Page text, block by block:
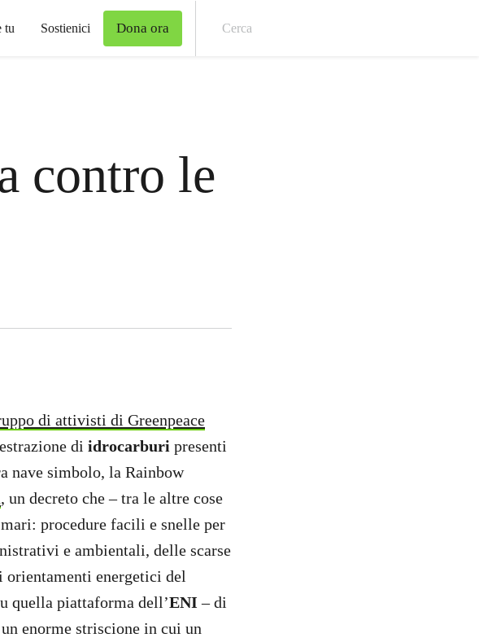
tu Sostienici Dona ora
contro le
di attivisti di Greenpeace
di idrocarburi presenti
nave simbolo, la Rainbow
, un decreto che – tra le altre cose
procedure facili e snelle per
e ambientali, delle scarse
energetici del
quella piattaforma dell’ENI – di
enorme striscione in cui un